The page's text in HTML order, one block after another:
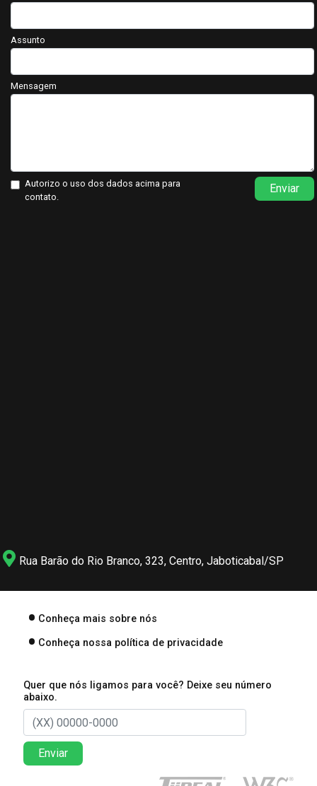
Assunto
Mensagem
Autorizo o uso dos dados acima para
contato.
Enviar
Rua Barão do Rio Branco, 323, Centro, Jaboticabal/SP
Conheça mais sobre nós
Conheça nossa política de privacidade
Quer que nós ligamos para você? Deixe seu número
abaixo.
Enviar